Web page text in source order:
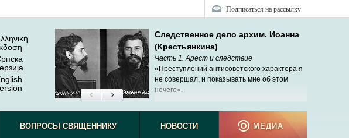
Подписаться на рассылку
Следственное дело архим. Иоанна
(Крестьянкина)
Часть 1. Арест и следствие
«Преступлений антисоветского характера я
не совершал, и показывать мне об этом
нечего».
ВОПРОСЫ СВЯЩЕННИКУ НОВОСТИ МЕДИА